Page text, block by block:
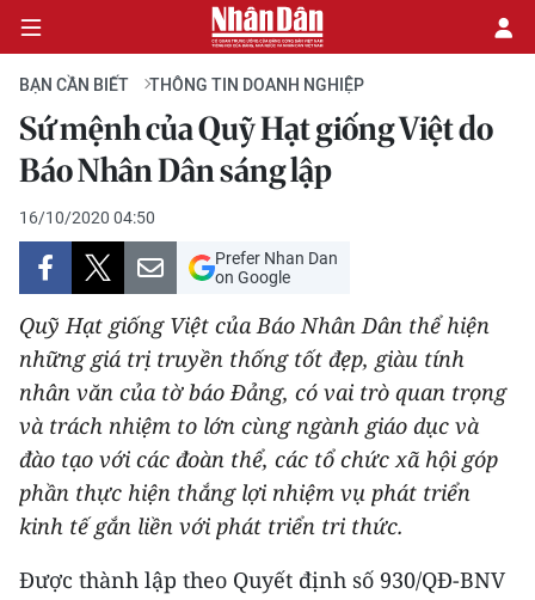
CHÍNH TRỊ
KINH TẾ
VĂN HÓA
XÃ HỘI
PHÁP LUẬT
DU LỊCH
THẾ GIỚI
THỂ THAO
BẠN CẦN BIẾT THÔNG TIN DOANH NGHIỆP
Sứ mệnh của Quỹ Hạt giống Việt do
Báo Nhân Dân sáng lập
16/10/2020 04:50
Prefer Nhan Dan
on Google
Quỹ Hạt giống Việt của Báo Nhân Dân thể hiện
những giá trị truyền thống tốt đẹp, giàu tính
nhân văn của tờ báo Đảng, có vai trò quan trọng
và trách nhiệm to lớn cùng ngành giáo dục và
đào tạo với các đoàn thể, các tổ chức xã hội góp
phần thực hiện thắng lợi nhiệm vụ phát triển
kinh tế gắn liền với phát triển tri thức.
Được thành lập theo Quyết định số 930/QĐ-BNV